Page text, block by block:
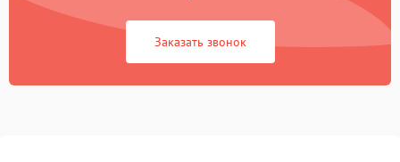
Повреждение системы
защиты от перегрузок
1500 ₽
автоматического
1500 ₽ Подробнее →
Заказать звонок